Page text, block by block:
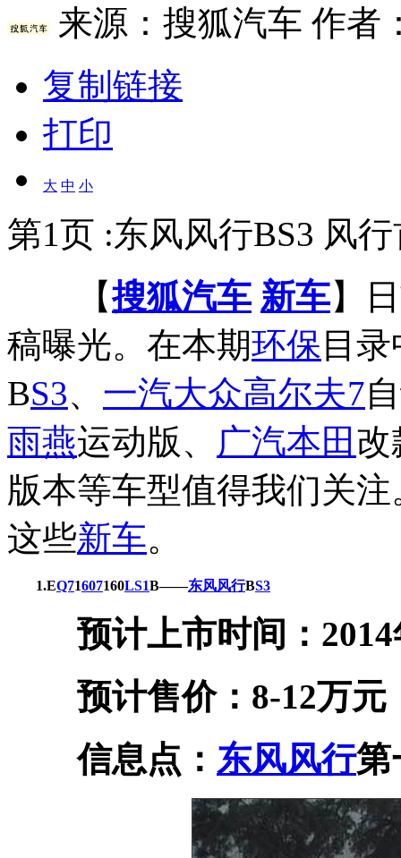
来源： 搜狐汽车 作者
复制链接
打印
大 中 小
第1页 :东风风行BS3 风
【搜狐汽车 新车】
稿曝光。在本期环保 目
BS3、 一汽大众高尔夫7
雨燕运动版、 广汽本田 改
版本等车型值得我们关
这些新车。
1.EQ71607160LS1B——东风风行BS3
预计上市时间：2014
预计售价：8-12万元
信息点： 东风风行第